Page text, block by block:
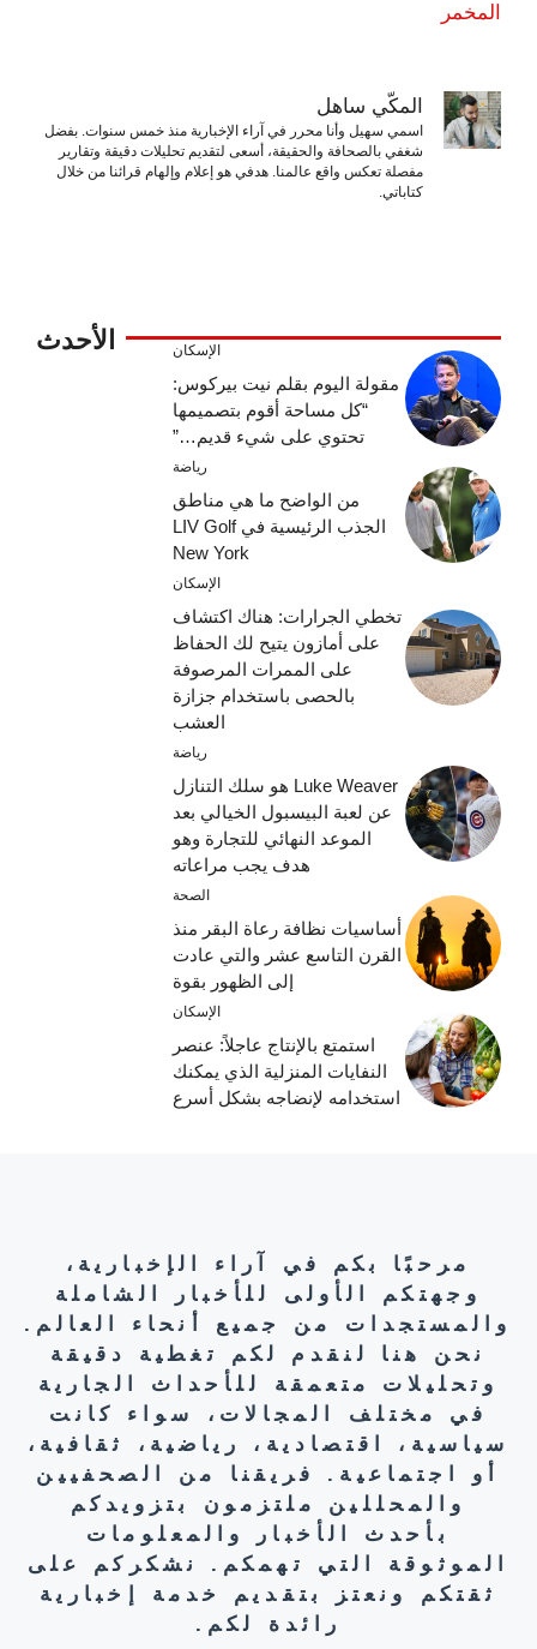
المخمر
المكّي ساهل
اسمي سهيل وأنا محرر في آراء الإخبارية منذ خمس سنوات. بفضل
شغفي بالصحافة والحقيقة، أسعى لتقديم تحليلات دقيقة وتقارير
مفصلة تعكس واقع عالمنا. هدفي هو إعلام وإلهام قرائنا من خلال
كتاباتي.
الأحدث الإسكان
مقولة اليوم بقلم نيت بيركوس:
“كل مساحة أقوم بتصميمها
تحتوي على شيء قديم…”
رياضة
من الواضح ما هي مناطق
الجذب الرئيسية في LIV Golf
New York
الإسكان
تخطي الجرارات: هناك اكتشاف
على أمازون يتيح لك الحفاظ
على الممرات المرصوفة
بالحصى باستخدام جزازة
العشب
رياضة
Luke Weaver هو سلك التنازل
عن لعبة البيسبول الخيالي بعد
الموعد النهائي للتجارة وهو
هدف يجب مراعاته
الصحة
أساسيات نظافة رعاة البقر منذ
القرن التاسع عشر والتي عادت
إلى الظهور بقوة
الإسكان
استمتع بالإنتاج عاجلاً: عنصر
النفايات المنزلية الذي يمكنك
استخدامه لإنضاجه بشكل أسرع
مرحبًا بكم في آراء الإخبارية،
وجهتكم الأولى للأخبار الشاملة
والمستجدات من جميع أنحاء العالم.
نحن هنا لنقدم لكم تغطية دقيقة
وتحليلات متعمقة للأحداث الجارية
في مختلف المجالات، سواء كانت
سياسية، اقتصادية، رياضية، ثقافية،
أو اجتماعية. فريقنا من الصحفيين
والمحللين ملتزمون بتزويدكم
بأحدث الأخبار والمعلومات
الموثوقة التي تهمكم. نشكركم على
ثقتكم ونعتز بتقديم خدمة إخبارية
رائدة لكم.